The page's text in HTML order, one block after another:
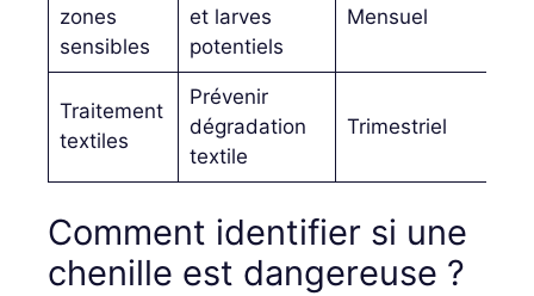
zones
sensibles
et larves
potentiels
Mensuel
Traitement
textiles
Prévenir
dégradation
textile
Trimestriel
Comment identifier si une
chenille est dangereuse ?